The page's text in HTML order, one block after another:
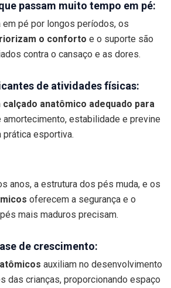
passam muito tempo em pé:
em pé por longos períodos, os
o conforto e o suporte são
contra o cansaço e as dores.
de atividades físicas:
calçado anatômico adequado para
amortecimento, estabilidade e previne
prática esportiva.
anos, a estrutura dos pés muda, e os
oferecem a segurança e o
mais maduros precisam.
de crescimento:
auxiliam no desenvolvimento
das crianças, proporcionando espaço